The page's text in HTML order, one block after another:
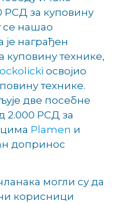
РСД за куповину
се нашао
је награђен
куповину технике,
освојио
технике.
две посебне
2.000 РСД за
Plamen и
допринос
могли су да
корисници